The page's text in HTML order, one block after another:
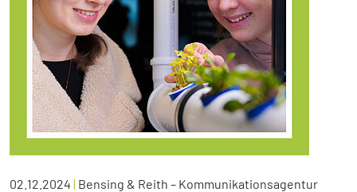
02.12.2024 | Bensing & Reith – Kommunikationsagentur